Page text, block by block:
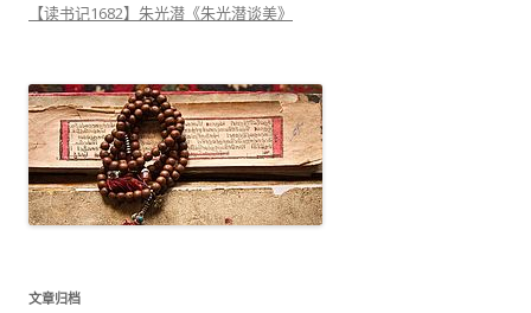
【读书记1682】朱光潜《朱光潜谈美》
文章归档